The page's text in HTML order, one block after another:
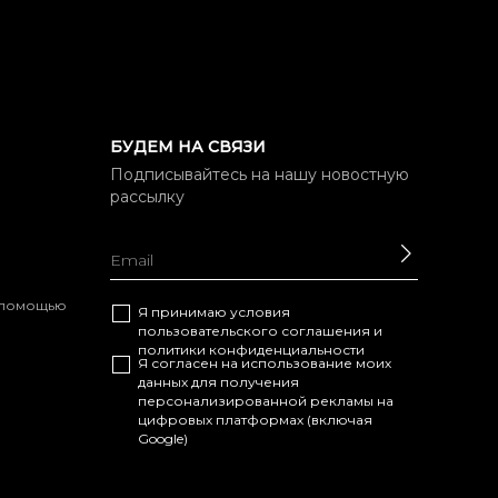
помощью
БУДЕМ НА СВЯЗИ
Подписывайтесь на нашу новостную
рассылку
Я принимаю условия
пользовательского соглашения и
политики конфиденциальности
Я согласен на использование моих
данных для получения
персонализированной рекламы на
цифровых платформах (включая
Google)